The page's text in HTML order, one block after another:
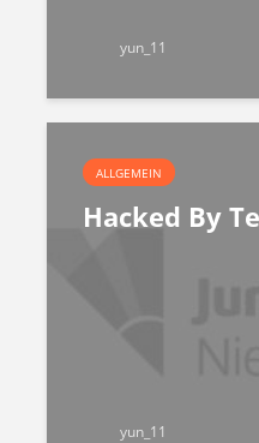
yun_11
ALLGEMEIN
Hacked By
yun_11